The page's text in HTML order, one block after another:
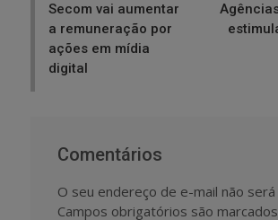
Secom vai aumentar
a remuneração por
ações em mídia
digital
Comentários
O seu endereço de e-mail não será
Campos obrigatórios são